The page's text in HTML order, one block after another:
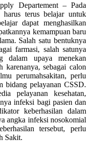
Departement – Pada
harus terus belajar untuk
dapat menghasilkan
kemampuan baru
Salah satu bentuknya
farmasi, salah satunya
dalam upaya menekan
sebagai calon
perumahsakitan, perlu
bidang pelayanan CSSD.
pelayanan kesehatan,
infeksi bagi pasien dan
keberhasilan dalam
angka infeksi nosokomial
tersebut, perlu
Sakit.